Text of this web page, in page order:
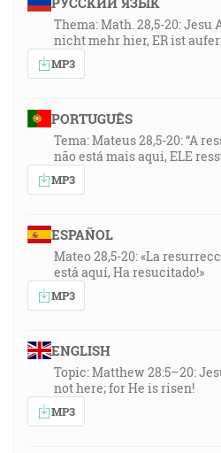
Thema: Math. 28,5-20: Jesu
nicht mehr hier, ER ist
MP3
PORTUGUÊS
Tema: Mateus 28,5-20: “A
não está mais aqui, ELE
MP3
ESPAÑOL
Mateo 28,5-20: «La
está aquí, Ha resucitado!»
MP3
ENGLISH
Topic: Matthew 28:5–20:
not here; for He is risen!
MP3